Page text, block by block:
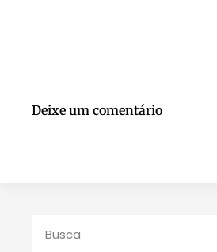
Deixe um comentário